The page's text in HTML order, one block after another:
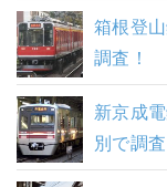
箱根登
調査！
新京成
別で調査